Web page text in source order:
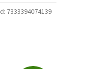
7333394074139